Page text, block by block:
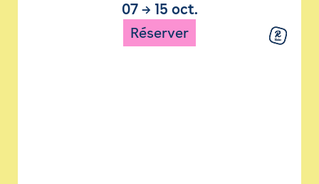
07→ 15 oct.
Réserver